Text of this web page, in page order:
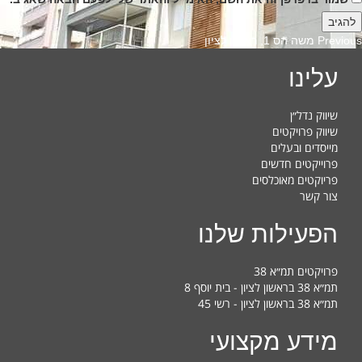
Previous
Previous
משה הס 1, ראשון לציון
עלינו
שיווק נדל״ן
שיווק פרויקטים
מייסדים ובעלים
פרוייקטים חדשים
פריוקטים מאוכלסים
צור קשר
הפעילות שלנו
פרויקטים תמ״א 38
תמ״א 38 בראשון לציון - בית יוסף 8
תמ״א 38 בראשון לציון - רשי 45
מידע מקצועי